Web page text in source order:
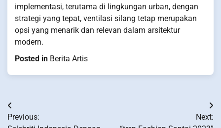
implementasi, terutama di lingkungan urban, dengan
strategi yang tepat, ventilasi silang tetap merupakan
opsi yang menarik dan relevan dalam arsitektur
modern.
Posted in Berita Artis
Post
Previous:
Next: